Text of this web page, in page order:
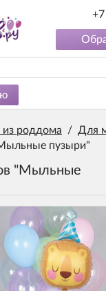
из роддома / Для
пузыри"
"Мыльные